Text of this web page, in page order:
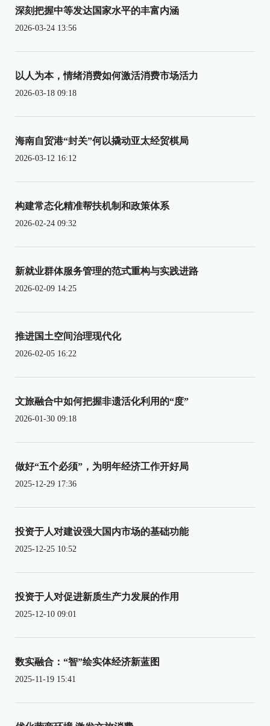
深刻把握中等发达国家水平的丰富内涵
2026-03-24 13:56
以人为本，情绪消费如何激活消费市场活力
2026-03-18 09:18
海南自贸港“封关”何以撬动亚太经贸棋局
2026-03-12 16:12
构建常态化精准帮扶机制和政策体系
2026-02-24 09:32
新就业群体服务管理的范式重构与实践进路
2026-02-09 14:25
推进国土空间治理现代化
2026-02-05 16:22
文旅融合中如何把握非遗活化利用的“度”
2026-01-30 09:18
做好“五个必须”，为明年经济工作开好局
2025-12-29 17:36
投资于人对建设强大国内市场的基础功能
2025-12-25 10:52
投资于人对促进新质生产力发展的作用
2025-12-10 09:01
数实融合：“智”绘实体经济新蓝图
2025-11-19 15:41